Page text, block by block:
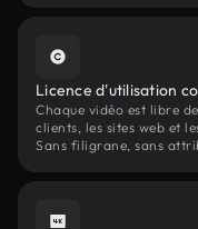
Licence d'utilisation
Chaque vidéo est libre
clients, les sites web et
Sans filigrane, sans